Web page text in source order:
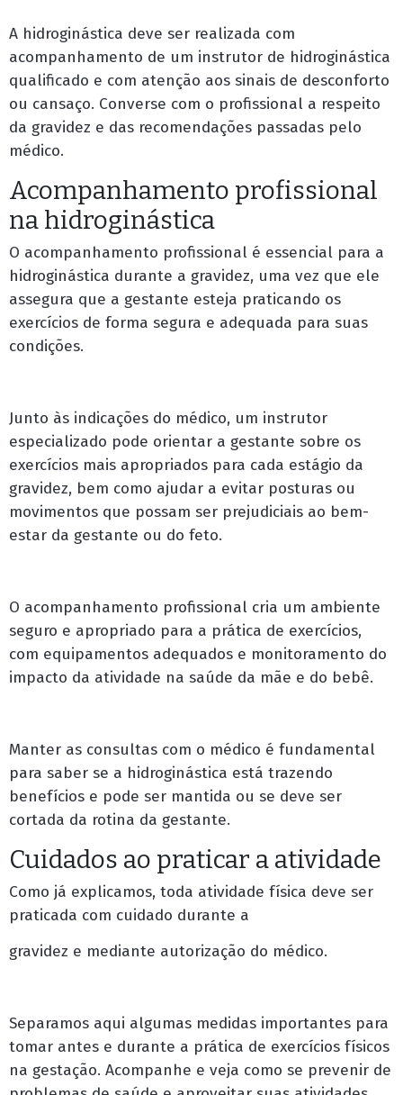
A hidroginástica deve ser realizada com
acompanhamento de um instrutor de hidroginástica
qualificado e com atenção aos sinais de desconforto
ou cansaço. Converse com o profissional a respeito
da gravidez e das recomendações passadas pelo
médico.
Acompanhamento profissional
na hidroginástica
O acompanhamento profissional é essencial para a
hidroginástica durante a gravidez, uma vez que ele
assegura que a gestante esteja praticando os
exercícios de forma segura e adequada para suas
condições.
Junto às indicações do médico, um instrutor
especializado pode orientar a gestante sobre os
exercícios mais apropriados para cada estágio da
gravidez, bem como ajudar a evitar posturas ou
movimentos que possam ser prejudiciais ao bem-
estar da gestante ou do feto.
O acompanhamento profissional cria um ambiente
seguro e apropriado para a prática de exercícios,
com equipamentos adequados e monitoramento do
impacto da atividade na saúde da mãe e do bebê.
Manter as consultas com o médico é fundamental
para saber se a hidroginástica está trazendo
benefícios e pode ser mantida ou se deve ser
cortada da rotina da gestante.
Cuidados ao praticar a atividade
Como já explicamos, toda atividade física deve ser
praticada com cuidado durante a
gravidez e mediante autorização do médico.
Separamos aqui algumas medidas importantes para
tomar antes e durante a prática de exercícios físicos
na gestação. Acompanhe e veja como se prevenir de